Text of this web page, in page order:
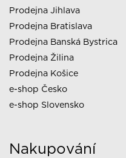
Prodejna Jihlava
Prodejna Bratislava
Prodejna Banská Bystrica
Prodejna Žilina
Prodejna Košice
e-shop Česko
e-shop Slovensko
Nakupování